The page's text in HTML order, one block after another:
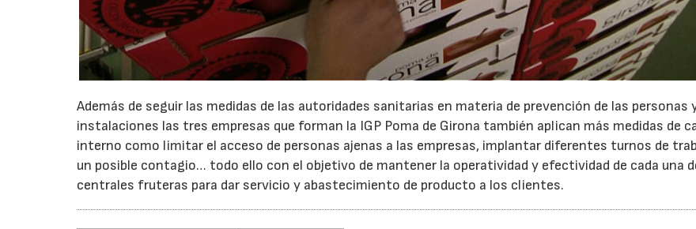
Además de seguir las medidas de las autoridades sanitarias en materia de prevención de las personas
instalaciones las tres empresas que forman la IGP Poma de Girona también aplican más medidas de
interno como limitar el acceso de personas ajenas a las empresas, implantar diferentes turnos de
un posible contagio… todo ello con el objetivo de mantener la operatividad y efectividad de cada una
centrales fruteras para dar servicio y abastecimiento de producto a los clientes.